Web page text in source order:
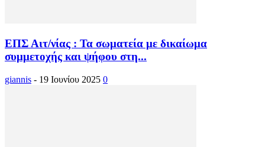
ΕΠΣ Αιτ/νίας : Τα σωματεία με δικαίωμα
συμμετοχής και ψήφου στη...
giannis - 19 Ιουνίου 2025 0